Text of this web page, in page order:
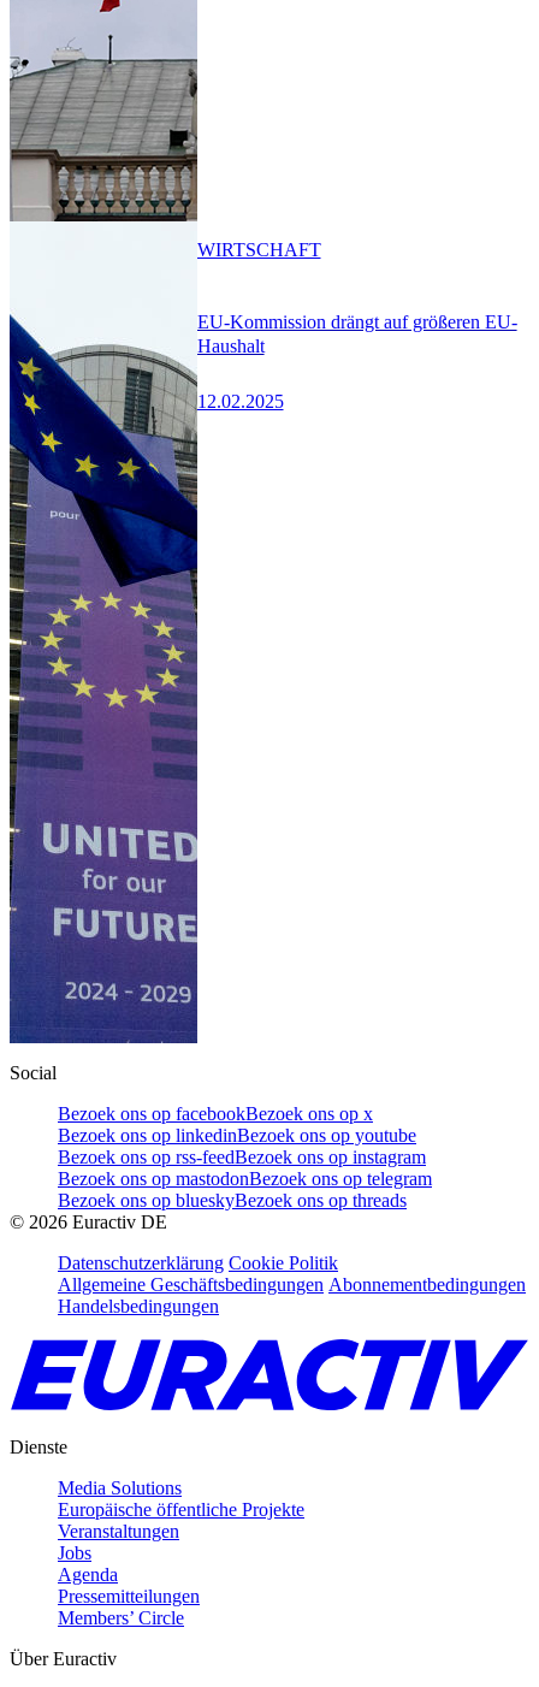
EU-Kommission drängt auf größeren EU-
Haushalt
12.02.2025
WIRTSCHAFT
Social
Bezoek ons op facebookBezoek ons op x
Bezoek ons op linkedinBezoek ons op youtube
Bezoek ons op rss-feedBezoek ons op instagram
Bezoek ons op mastodonBezoek ons op telegram
Bezoek ons op blueskyBezoek ons op threads
© 2026 Euractiv DE
Datenschutzerklärung Cookie Politik
Allgemeine Geschäftsbedingungen Abonnementbedingungen
Handelsbedingungen
Dienste
Media Solutions
Europäische öffentliche Projekte
Veranstaltungen
Jobs
Agenda
Pressemitteilungen
Members’ Circle
Über Euractiv